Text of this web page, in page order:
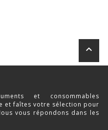
D’ANESTHÉSIE
keyboard_arrow_up
et consommables
et faîtes votre sélection pour
vous répondons dans les